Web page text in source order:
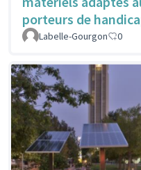
porteurs de
Labelle-Gourgon 0